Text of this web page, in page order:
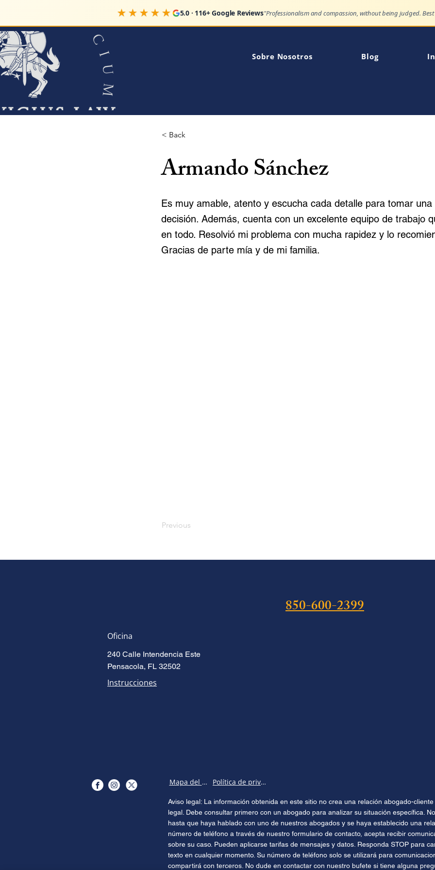
★★★★★ 5.0 · 116+ Google Reviews
Sobre Nosotros Blog
< Back
Armando Sánchez
Es muy amable, atento y escucha cada detalle para tomar una
decisión. Además, cuenta con un excelente equipo de trabajo
en todo. Resolvió mi problema con mucha rapidez y lo
Gracias de parte mía y de mi familia.
Previous
850-600-2399
Oficina
240 Calle Intendencia Este
Pensacola, FL 32502
Instrucciones
Mapa del sitio Política de privacidad
Aviso legal: La información obtenida en este sitio no crea una relación abogado-
legal. Debe consultar primero con un abogado para analizar su situación específica.
hasta que haya hablado con uno de nuestros abogados y se haya establecido una
número de teléfono a través de nuestro formulario de contacto, acepta recibir
sobre su caso. Pueden aplicarse tarifas de mensajes y datos. Responda STOP para
texto en cualquier momento. Su número de teléfono solo se utilizará para
compartirá con terceros. No dude en contactar con nuestro bufete si tiene alguna